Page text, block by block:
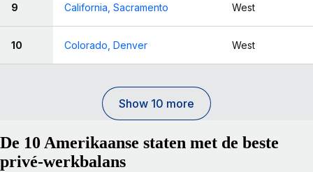
9 California, Sacramento West
10 Colorado, Denver West
Show 10 more
De 10 Amerikaanse staten met de beste
privé-werkbalans